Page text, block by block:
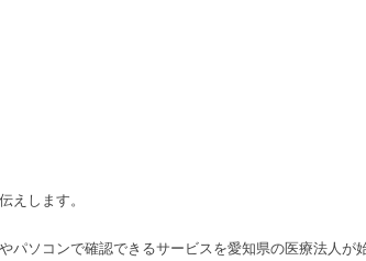
えします。
ソコンで確認できるサービスを愛知県の医療法人が